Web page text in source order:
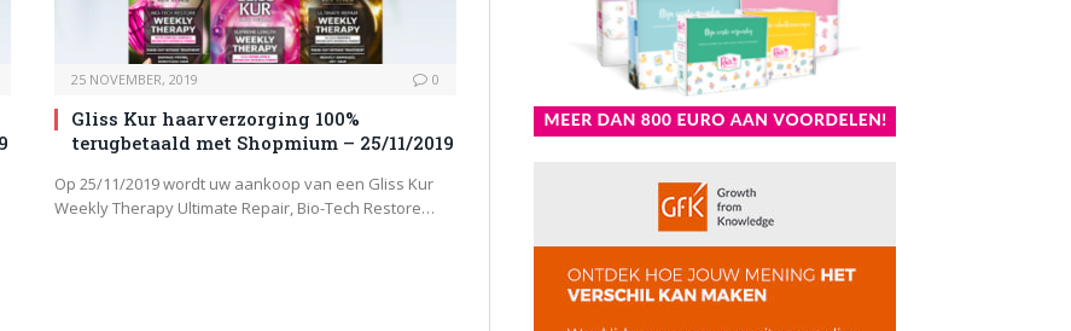
25 NOVEMBER, 2019 0
Gliss Kur haarverzorging 100%
terugbetaald met Shopmium – 25/11/2019
Op 25/11/2019 wordt uw aankoop van een Gliss Kur
Weekly Therapy Ultimate Repair, Bio-Tech Restore…